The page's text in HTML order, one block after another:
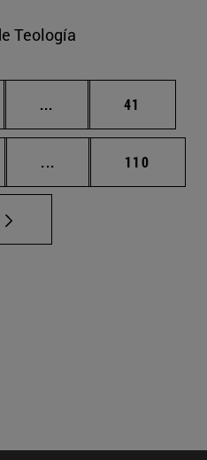
Teología
... Páginas intermedias
Página
41
... Páginas intermedias
Página
110